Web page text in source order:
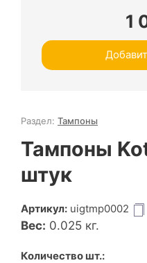
1
Раздел: Тампоны
Тампоны
штук
Артикул: uigtmp0002
Вес: 0.025 кг.
Количество шт.: